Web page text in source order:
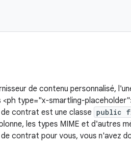
de contenu personnalisé,
type="x-smartling-
de contrat est une classe public
les types MIME et d'autres
contrat pour vous, vous n'avez